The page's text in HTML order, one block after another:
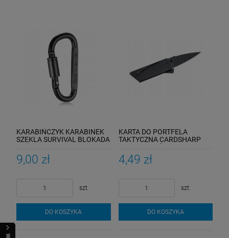
KARABIŃCZYK KARABINEK
SZEKLA SURVIVAL BLOKADA
9,00 zł
szt.
DO KOSZYKA
KARTA DO PORTFELA
TAKTYCZNA CARDSHARP
4,49 zł
szt.
DO KOSZYKA